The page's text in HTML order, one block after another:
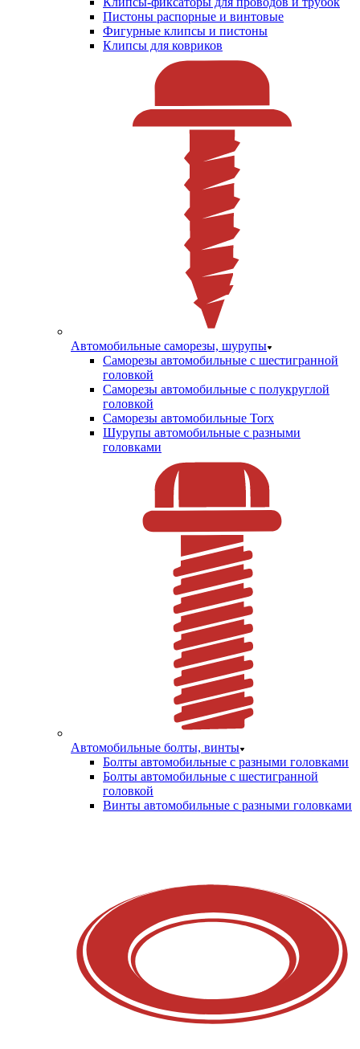
Пистоны распорные и винтовые
Фигурные клипсы и пистоны
Клипсы для ковриков
Автомобильные саморезы, шурупы
Саморезы автомобильные с шестигранной
головкой
Саморезы автомобильные с полукруглой
головкой
Саморезы автомобильные Torx
Шурупы автомобильные с разными
головками
Автомобильные болты, винты
Болты автомобильные с разными головками
Болты автомобильные с шестигранной
головкой
Винты автомобильные с разными головками